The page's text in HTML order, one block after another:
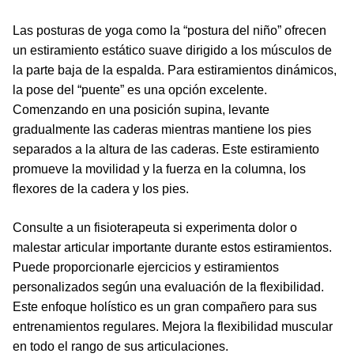
Las posturas de yoga como la “postura del niño” ofrecen
un estiramiento estático suave dirigido a los músculos de
la parte baja de la espalda. Para estiramientos dinámicos,
la pose del “puente” es una opción excelente.
Comenzando en una posición supina, levante
gradualmente las caderas mientras mantiene los pies
separados a la altura de las caderas. Este estiramiento
promueve la movilidad y la fuerza en la columna, los
flexores de la cadera y los pies.
Consulte a un fisioterapeuta si experimenta dolor o
malestar articular importante durante estos estiramientos.
Puede proporcionarle ejercicios y estiramientos
personalizados según una evaluación de la flexibilidad.
Este enfoque holístico es un gran compañero para sus
entrenamientos regulares. Mejora la flexibilidad muscular
en todo el rango de sus articulaciones.